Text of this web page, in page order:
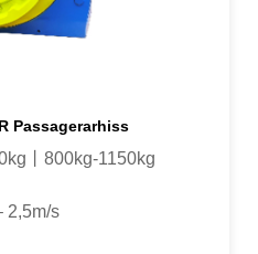
Passagerarhiss
丨800kg-1150kg
2,5m/s